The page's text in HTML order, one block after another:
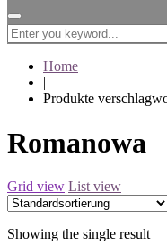
for:
Home
|
Produkte
Romanowa
Grid view List view
Showing the single result